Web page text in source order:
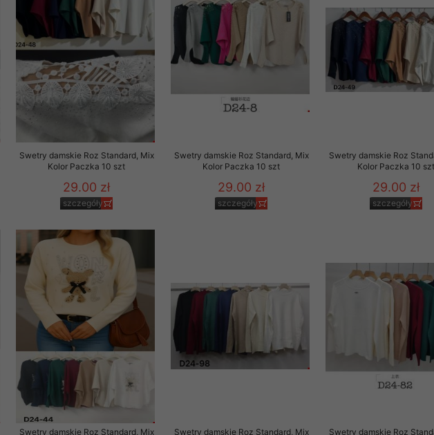
Swetry damskie Roz Standard, Mix
Kolor Paczka 10 szt
29.00 zł
szczegóły
Swetry damskie Roz Standard, Mix
Kolor Paczka 10 szt
29.00 zł
szczegóły
Swetry damskie Roz
Kolor Paczka 10
29.00 zł
szczegóły
Swetry damskie Roz Standard, Mix Swetry damskie Roz Standard, Mix Swetry damskie Roz